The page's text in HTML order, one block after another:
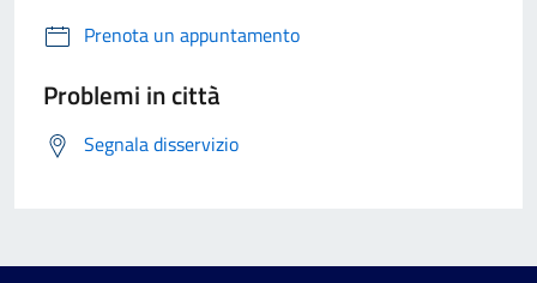
Prenota un appuntamento
Problemi in città
Segnala disservizio